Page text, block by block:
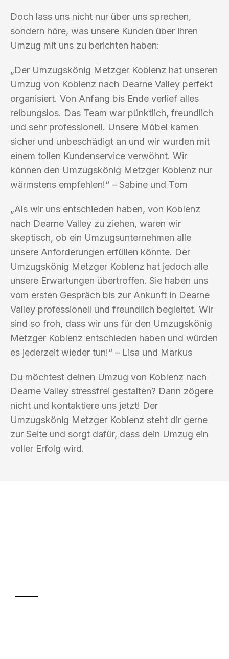
Doch lass uns nicht nur über uns sprechen,
sondern höre, was unsere Kunden über ihren
Umzug mit uns zu berichten haben:
„Der Umzugskönig Metzger Koblenz hat unseren
Umzug von Koblenz nach Dearne Valley perfekt
organisiert. Von Anfang bis Ende verlief alles
reibungslos. Das Team war pünktlich, freundlich
und sehr professionell. Unsere Möbel kamen
sicher und unbeschädigt an und wir wurden mit
einem tollen Kundenservice verwöhnt. Wir
können den Umzugskönig Metzger Koblenz nur
wärmstens empfehlen!“ – Sabine und Tom
„Als wir uns entschieden haben, von Koblenz
nach Dearne Valley zu ziehen, waren wir
skeptisch, ob ein Umzugsunternehmen alle
unsere Anforderungen erfüllen könnte. Der
Umzugskönig Metzger Koblenz hat jedoch alle
unsere Erwartungen übertroffen. Sie haben uns
vom ersten Gespräch bis zur Ankunft in Dearne
Valley professionell und freundlich begleitet. Wir
sind so froh, dass wir uns für den Umzugskönig
Metzger Koblenz entschieden haben und würden
es jederzeit wieder tun!“ – Lisa und Markus
Du möchtest deinen Umzug von Koblenz nach
Dearne Valley stressfrei gestalten? Dann zögere
nicht und kontaktiere uns jetzt! Der
Umzugskönig Metzger Koblenz steht dir gerne
zur Seite und sorgt dafür, dass dein Umzug ein
voller Erfolg wird.